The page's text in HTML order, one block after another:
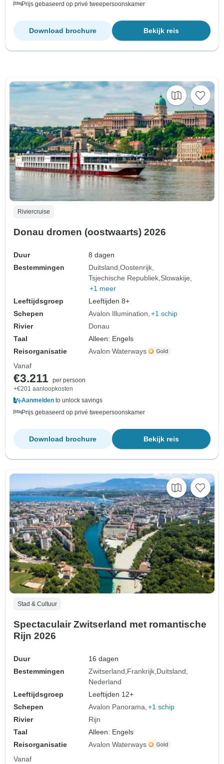
Prijs gebaseerd op privé tweepersoonskamer
Bekijk reis
Download brochure
Riviercruise
Donau dromen (oostwaarts) 2026
Duur
8 dagen
Bestemmingen
Duitsland Oostenrijk
Tsjechische Republiek Slowakije
+1 meer
Leeftijdsgroep
Leeftijden 8+
Schepen
Avalon Illumination +1 schip
Rivier
Donau
Taal
Alleen: Engels
Reisorganisatie
Avalon Waterways
Vanaf
€3.211 per persoon
+€201 aanloopkosten
Aanmelden to unlock savings
Prijs gebaseerd op privé tweepersoonskamer
Bekijk reis
Download brochure
Stad & Cultuur
Spectaculair Zwitserland met romantische
Rijn 2026
Duur
16 dagen
Bestemmingen
Zwitserland Frankrijk Duitsland
Nederland
Leeftijdsgroep
Leeftijden 12+
Schepen
Avalon Panorama +1 schip
Rivier
Rijn
Taal
Alleen: Engels
Reisorganisatie
Avalon Waterways
Vanaf